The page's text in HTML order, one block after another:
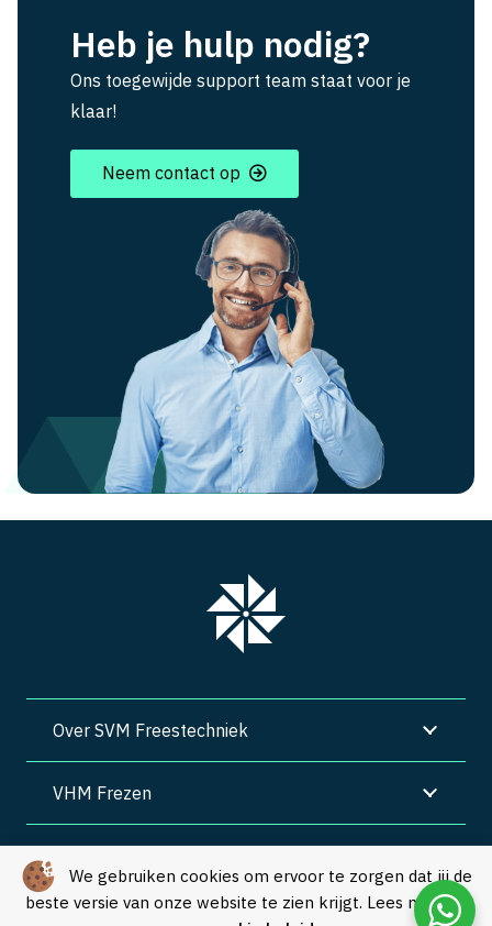
We gebruiken cookies om ervoor te zorgen dat jij de
beste versie van onze website te zien krijgt. Lees meer in
Heb je hulp nodig?
Ons toegewijde support team staat voor je
klaar!
Neem contact op
Over SVM Freestechniek
VHM Frezen
Algemene voorwaarden | Privacy